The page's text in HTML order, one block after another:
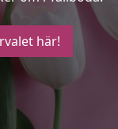
här!